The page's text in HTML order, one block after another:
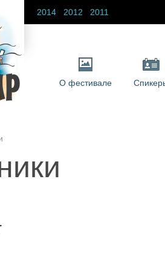
2014 2012 2011
О фестивале